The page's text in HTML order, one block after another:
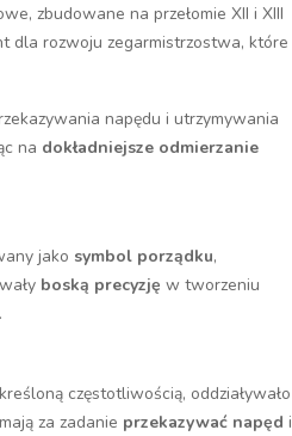
zbudowane na przełomie XII i XIII
dla rozwoju zegarmistrzostwa, które
napędu i utrzymywania
na dokładniejsze odmierzanie
jako symbol porządku,
boską precyzję w tworzeniu
częstotliwością, oddziaływało
za zadanie przekazywać napęd i